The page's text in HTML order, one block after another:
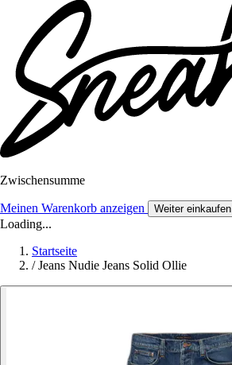
Zwischensumme
Meinen Warenkorb anzeigen Weiter einkaufen
Loading...
Startseite
/ Jeans Nudie Jeans Solid Ollie